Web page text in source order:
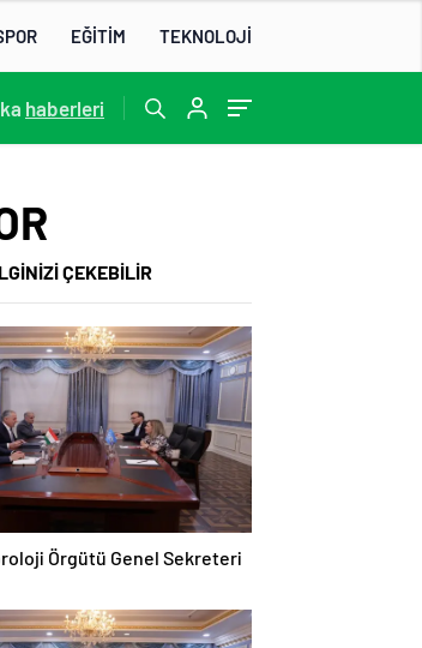
EĞİTİM TEKNOLOJİ
haberleri
ÇEKEBİLİR
Örgütü Genel Sekreteri